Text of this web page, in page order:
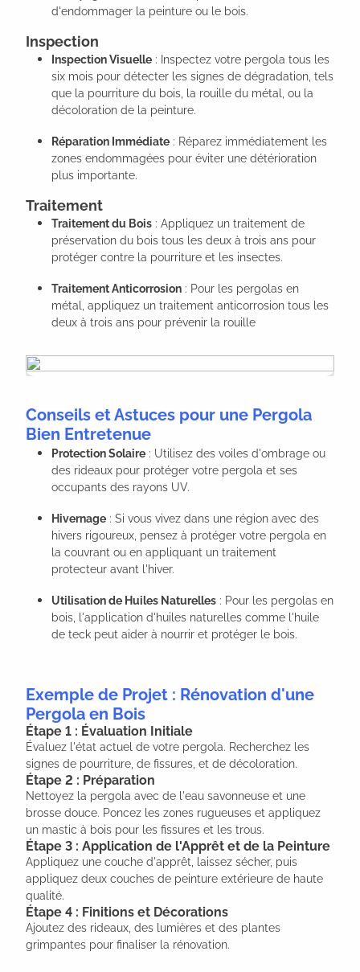
d'endommager la peinture ou le bois.
Inspection
Inspection Visuelle : Inspectez votre pergola tous les
six mois pour détecter les signes de dégradation, tels
que la pourriture du bois, la rouille du métal, ou la
décoloration de la peinture.
Réparation Immédiate : Réparez immédiatement les
zones endommagées pour éviter une détérioration
plus importante.
Traitement
Traitement du Bois : Appliquez un traitement de
préservation du bois tous les deux à trois ans pour
protéger contre la pourriture et les insectes.
Traitement Anticorrosion : Pour les pergolas en
métal, appliquez un traitement anticorrosion tous les
deux à trois ans pour prévenir la rouille
Conseils et Astuces pour une Pergola
Bien Entretenue
Protection Solaire : Utilisez des voiles d'ombrage ou
des rideaux pour protéger votre pergola et ses
occupants des rayons UV.
Hivernage : Si vous vivez dans une région avec des
hivers rigoureux, pensez à protéger votre pergola en
la couvrant ou en appliquant un traitement
protecteur avant l'hiver.
Utilisation de Huiles Naturelles : Pour les pergolas en
bois, l'application d'huiles naturelles comme l'huile
de teck peut aider à nourrir et protéger le bois.
Exemple de Projet : Rénovation d'une
Pergola en Bois
Étape 1 : Évaluation Initiale
Évaluez l'état actuel de votre pergola. Recherchez les
signes de pourriture, de fissures, et de décoloration.
Étape 2 : Préparation
Nettoyez la pergola avec de l'eau savonneuse et une
brosse douce. Poncez les zones rugueuses et appliquez
un mastic à bois pour les fissures et les trous.
Étape 3 : Application de l'Apprêt et de la Peinture
Appliquez une couche d'apprêt, laissez sécher, puis
appliquez deux couches de peinture extérieure de haute
qualité.
Étape 4 : Finitions et Décorations
Ajoutez des rideaux, des lumières et des plantes
grimpantes pour finaliser la rénovation.